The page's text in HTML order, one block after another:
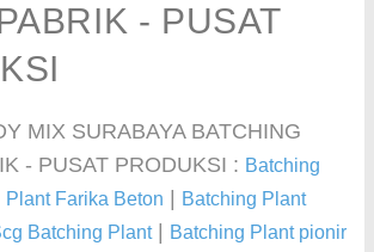
- PUSAT
MIX SURABAYA BATCHING
- PUSAT PRODUKSI : Batching
Plant Farika Beton
Batching Plant
Batching Plant|
Batching Plant pionir